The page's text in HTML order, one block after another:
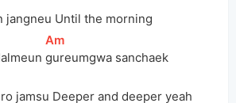
jangneu Until the morning
[
Am
gureumgwa sanchaek
jamsu Deeper and deeper yeah